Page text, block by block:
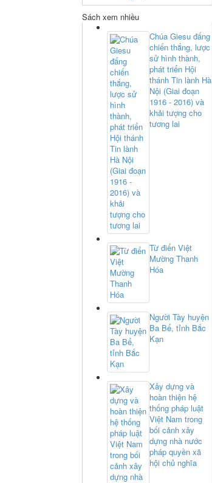
Sách xem nhiều
Chúa Giesu đấng
chiến thắng, lược
sử hình thành,
phát triển Hội
thánh Tin lành Hà
Nội (Giai đoạn
1916 - 2016) và
khải tượng cho
tương lai
Từ điển Việt
Mường Thanh
Hóa
Người Tày huyện
Ba Bể, tỉnh Bắc
Kạn
Xây dựng và
hoàn thiện hệ
thống pháp luật
Việt Nam trong
bối cảnh xây
dựng nhà nước
pháp quyền xã
hội chủ nghĩa